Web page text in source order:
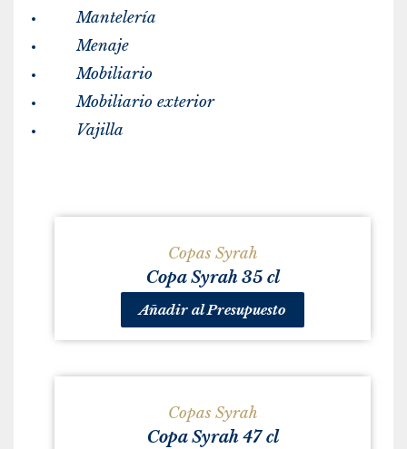
Mantelería
Menaje
Mobiliario
Mobiliario exterior
Vajilla
Copas Syrah
Copa Syrah 35 cl
Añadir al Presupuesto
Copas Syrah
Copa Syrah 47 cl